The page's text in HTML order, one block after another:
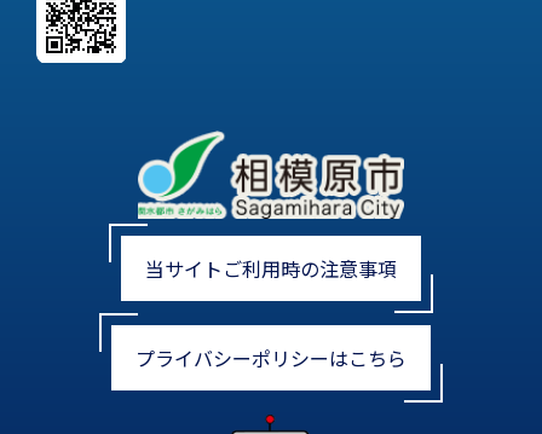
当サイトご利用時の注意事項
プライバシーポリシーはこちら